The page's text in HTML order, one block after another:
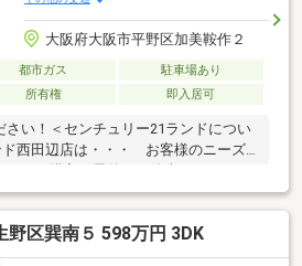
大阪府大阪市平野区加美鞍作２
都市ガス
駐車場あり
所有権 即入居可
さい！＜センチュリー21ランドについ
西田辺店は・・・ お客様のニーズ
承っております。●購入・売却・ロー
お気軽にご相談くださいませ！〇大阪
より徒歩1分！〇営業時間：10：00
定休日※祝日は営業）事前にご連絡い
野区巽南５ 598万円 3DK